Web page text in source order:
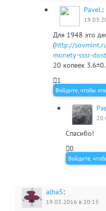
PaveL :
Для 1948 это
(http://
monety-sssr-
20 копеек
1
Войдите, чтобы
Спасибо!
0
Войдите,
alha5:
19.03.2016 в 20:15